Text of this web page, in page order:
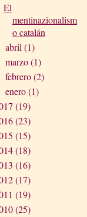
El
mentinazionalism
o catalán
abril(1)
marzo(1)
febrero(2)
enero(1)
(19)
(23)
(15)
(18)
(16)
(17)
(19)
(25)